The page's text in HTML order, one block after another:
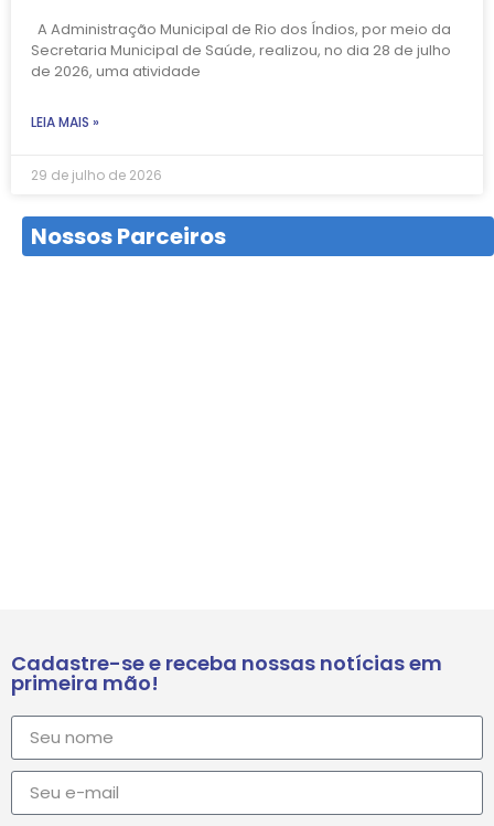
A Administração Municipal de Rio dos Índios, por meio da
Secretaria Municipal de Saúde, realizou, no dia 28 de julho
de 2026, uma atividade
LEIA MAIS »
29 de julho de 2026
Nossos Parceiros
Cadastre-se e receba nossas notícias em
primeira mão!